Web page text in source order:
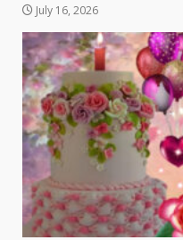
July 16, 2026